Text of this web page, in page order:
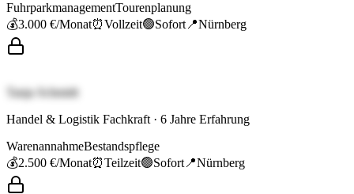
FuhrparkmanagementTourenplanung
💰3.000 €/Monat⏰Vollzeit🟢Sofort 📍Nürnberg
Tanja Schmidt
Handel & Logistik Fachkraft · 6 Jahre Erfahrung
WarenannahmeBestandspflege
💰2.500 €/Monat⏰Teilzeit🟢Sofort 📍Nürnberg